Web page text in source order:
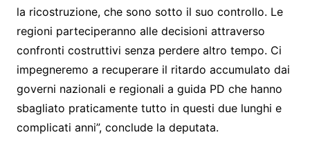
la ricostruzione, che sono sotto il suo controllo. Le
regioni parteciperanno alle decisioni attraverso
confronti costruttivi senza perdere altro tempo. Ci
impegneremo a recuperare il ritardo accumulato dai
governi nazionali e regionali a guida PD che hanno
sbagliato praticamente tutto in questi due lunghi e
complicati anni”, conclude la deputata.